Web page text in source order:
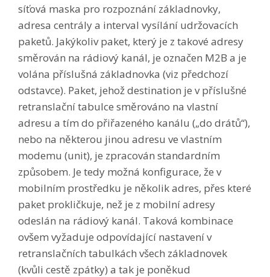
síťová maska pro rozpoznání základnovky,
adresa centrály a interval vysílání udržovacích
paketů. Jakýkoliv paket, který je z takové adresy
směrován na rádiový kanál, je označen M2B a je
volána příslušná základnovka (viz předchozí
odstavce). Paket, jehož destination je v příslušné
retranslační tabulce směrováno na vlastní
adresu a tím do přiřazeného kanálu („do drátů“),
nebo na některou jinou adresu ve vlastním
modemu (unit), je zpracován standardním
způsobem. Je tedy možná konfigurace, že v
mobilním prostředku je několik adres, přes které
paket prokličkuje, než je z mobilní adresy
odeslán na rádiový kanál. Taková kombinace
ovšem vyžaduje odpovídající nastavení v
retranslačních tabulkách všech základnovek
(kvůli cestě zpátky) a tak je poněkud